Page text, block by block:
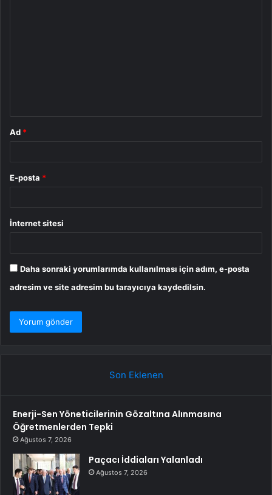
Ad *
E-posta *
İnternet sitesi
Daha sonraki yorumlarımda kullanılması için adım, e-posta
adresim ve site adresim bu tarayıcıya kaydedilsin.
Son Eklenen
Enerji-Sen Yöneticilerinin Gözaltına Alınmasına
Öğretmenlerden Tepki
Ağustos 7, 2026
Paçacı İddiaları Yalanladı
Ağustos 7, 2026